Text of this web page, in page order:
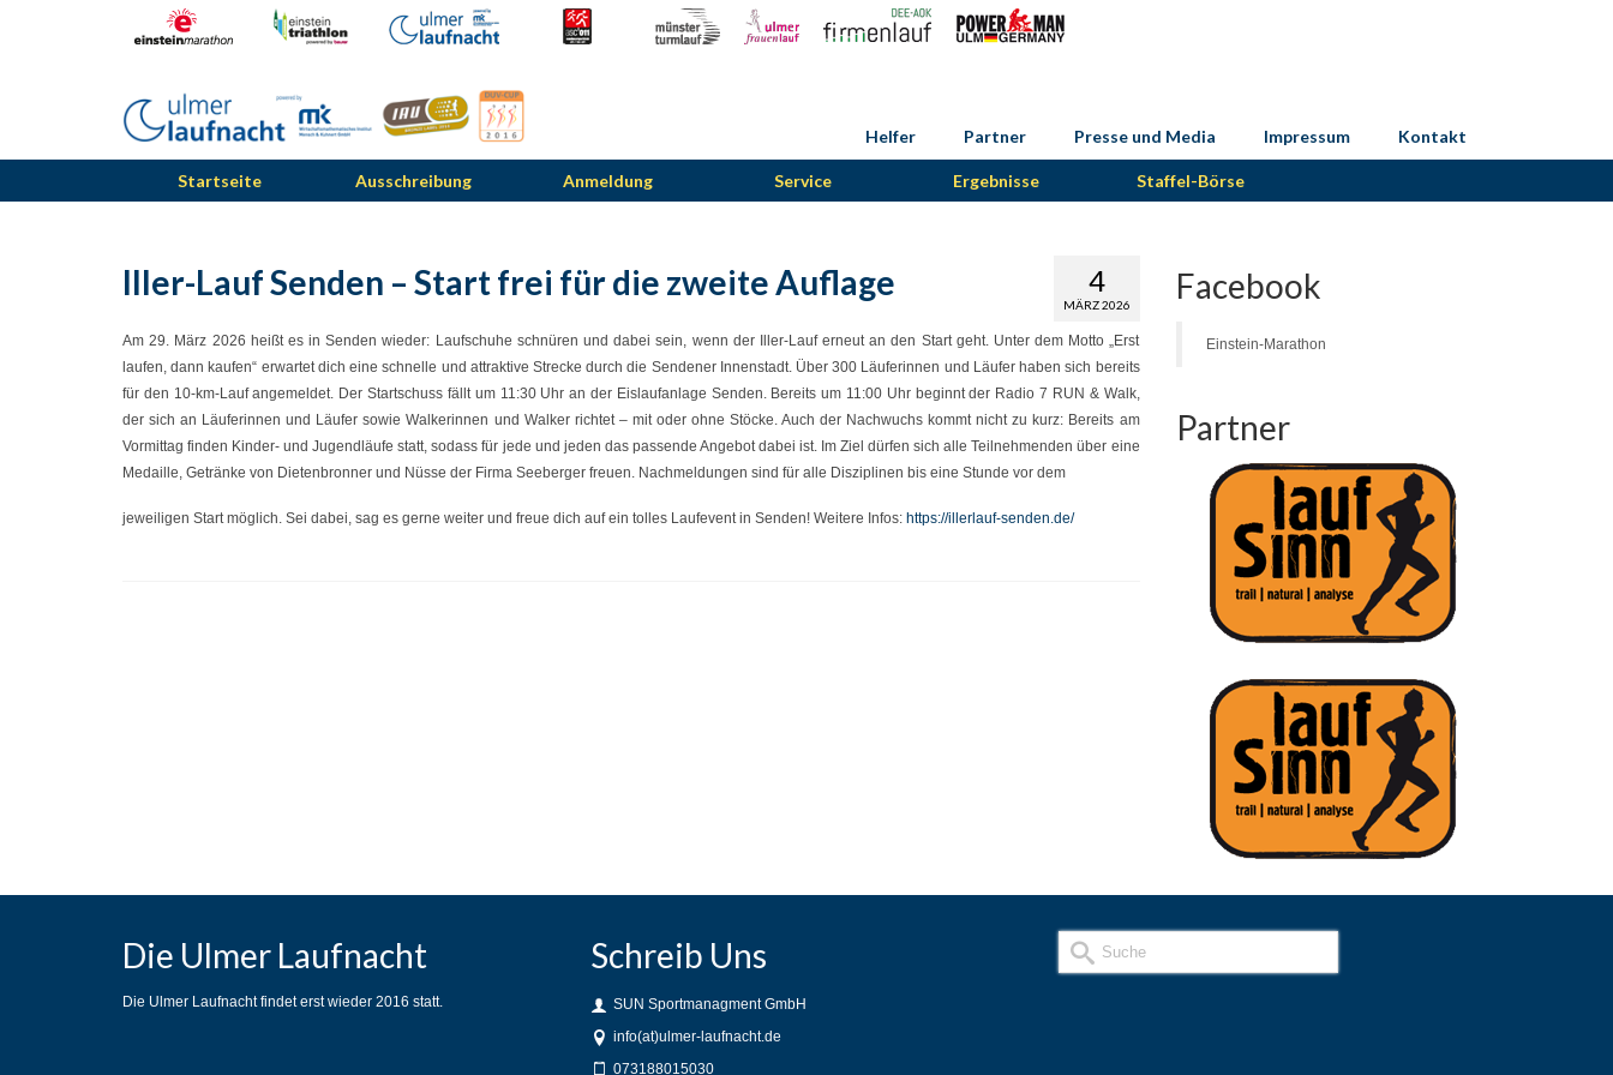
Helfer Partner Presse und Media Impressum Kontakt
Startseite Ausschreibung Anmeldung Service Ergebnisse Staffel-Börse
4
MÄRZ 2026
Iller-Lauf Senden – Start frei für die zweite Auflage
Am 29. März 2026 heißt es in Senden wieder: Laufschuhe schnüren und dabei sein, wenn der Iller-Lauf erneut an den Start geht. Unter dem Motto „Erst
laufen, dann kaufen“ erwartet dich eine schnelle und attraktive Strecke durch die Sendener Innenstadt. Über 300 Läuferinnen und Läufer haben sich bereits
für den 10-km-Lauf angemeldet. Der Startschuss fällt um 11:30 Uhr an der Eislaufanlage Senden. Bereits um 11:00 Uhr beginnt der Radio 7 RUN & Walk,
der sich an Läuferinnen und Läufer sowie Walkerinnen und Walker richtet – mit oder ohne Stöcke. Auch der Nachwuchs kommt nicht zu kurz: Bereits am
Vormittag finden Kinder- und Jugendläufe statt, sodass für jede und jeden das passende Angebot dabei ist. Im Ziel dürfen sich alle Teilnehmenden über eine
Medaille, Getränke von Dietenbronner und Nüsse der Firma Seeberger freuen. Nachmeldungen sind für alle Disziplinen bis eine Stunde vor dem
jeweiligen Start möglich. Sei dabei, sag es gerne weiter und freue dich auf ein tolles Laufevent in Senden! Weitere Infos: https://illerlauf-senden.de/
Facebook
Einstein-Marathon
Partner
Die Ulmer Laufnacht
Die Ulmer Laufnacht findet erst wieder 2016 statt.
Schreib Uns
SUN Sportmanagment GmbH
info(at)ulmer-laufnacht.de
073188015030